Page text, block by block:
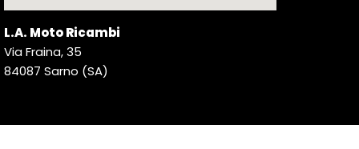
L.A. Moto Ricambi
Via Fraina, 35
84087 Sarno (SA)